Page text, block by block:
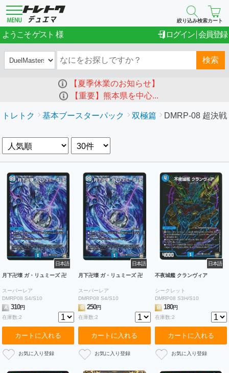
絞り込み検索カート
ようこそゲスト ログイン 会員登録
検索
【夏季休業のお知らせ】
【重要】熊本県を中心...
トレトク 基本ブースターパック 双極篇 DMRP-08 超決
日本語
月下卍壊 ガ・リュミーズ 卍
スーパーレア
DMRP08 S4/S10
A
310円
在庫数:2
カートに入れる
日本語
月下卍壊 ガ・リュミーズ 卍
スーパーレア
DMRP08 S4/S10
B
250円
在庫数:2
カートに入れる
日本語
不夜城艦 クランヴィア
シークレット
DMRP08 S3H/S10
B 180円
在庫数:2
カートに入れる